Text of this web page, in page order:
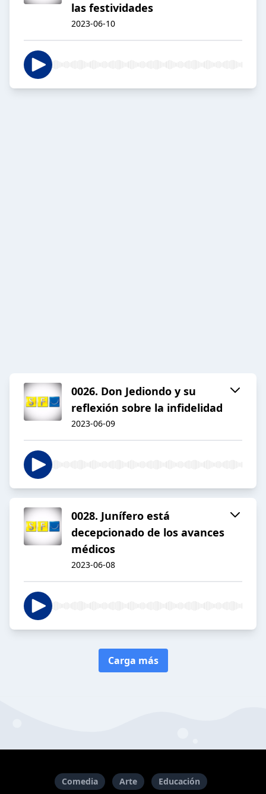
las festividades
2023-06-10
0026. Don Jediondo y su
reflexión sobre la infidelidad
2023-06-09
0028. Junífero está
decepcionado de los avances
médicos
2023-06-08
Carga más
Comedia Arte Educación